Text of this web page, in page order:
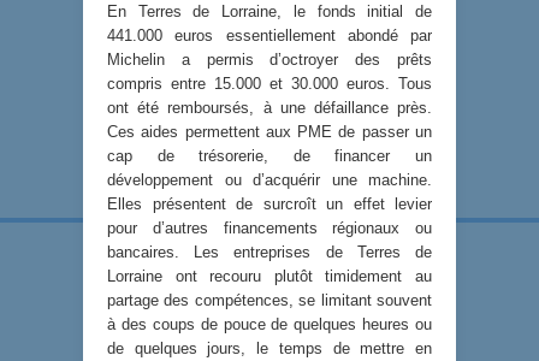
En Terres de Lorraine, le fonds initial de
441.000 euros essentiellement abondé par
Michelin a permis d’octroyer des prêts
compris entre 15.000 et 30.000 euros. Tous
ont été remboursés, à une défaillance près.
Ces aides permettent aux PME de passer un
cap de trésorerie, de financer un
développement ou d’acquérir une machine.
Elles présentent de surcroît un effet levier
pour d’autres financements régionaux ou
bancaires. Les entreprises de Terres de
Lorraine ont recouru plutôt timidement au
partage des compétences, se limitant souvent
à des coups de pouce de quelques heures ou
de quelques jours, le temps de mettre en